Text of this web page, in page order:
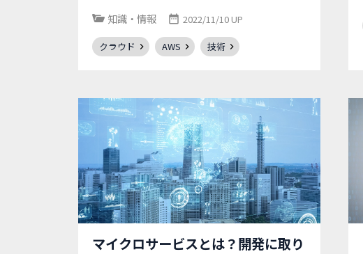
知識・情報 2022/11/10 UP
クラウド AWS 技術
マイクロサービスとは？開発に取り